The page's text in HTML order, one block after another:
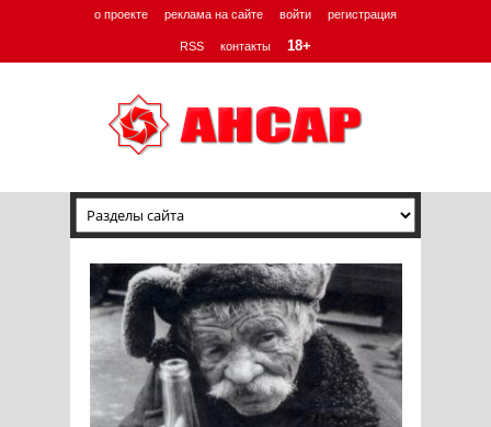
о проекте реклама на сайте войти регистрация
RSS контакты 18+